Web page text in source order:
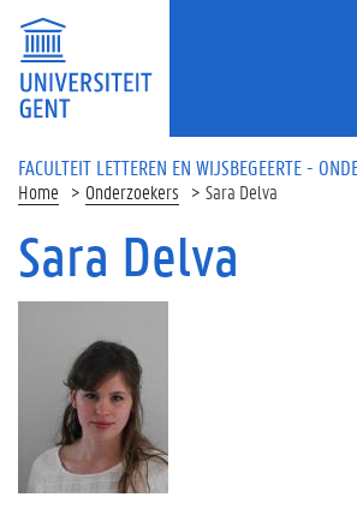
Overslaan en naar de inhoud gaan
FACULTEIT LETTEREN EN WIJSBEGEERTE -
Home Onderzoekers Sara Delva
Sara Delva